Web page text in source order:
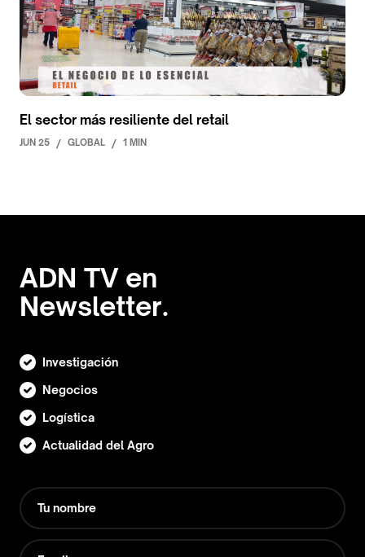
El sector más resiliente del retail
JUN 25 / GLOBAL / 1 MIN
ADN TV en
Newsletter.
Investigación
Negocios
Logística
Actualidad del Agro